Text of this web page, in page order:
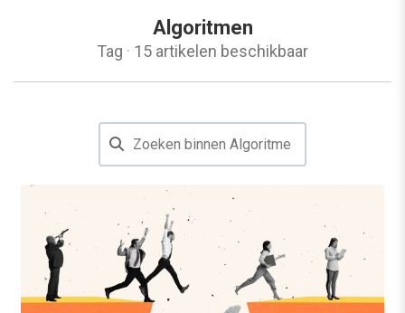
Algoritmen
Tag · 15 artikelen beschikbaar